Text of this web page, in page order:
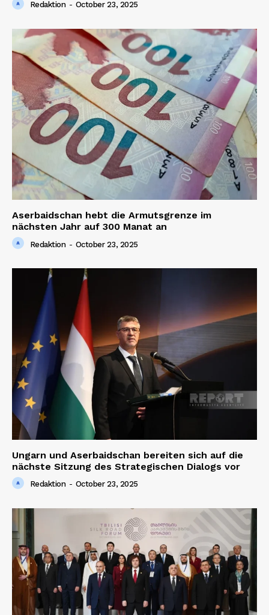
Redaktion - October 23, 2025
Aserbaidschan hebt die Armutsgrenze im
nächsten Jahr auf 300 Manat an
Redaktion - October 23, 2025
Ungarn und Aserbaidschan bereiten sich auf die
nächste Sitzung des Strategischen Dialogs vor
Redaktion - October 23, 2025